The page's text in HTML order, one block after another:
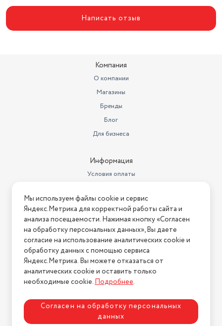
Написать отзыв
Компания
О компании
Магазины
Бренды
Блог
Для бизнеса
Информация
Условия оплаты
Условия возврата
Нашли ошибку на сайте? Напишите нам
2026 © Интернет-магазин "АстМаркет". У нас есть всё!
Политика конфиденциальности
Мы используем файлы cookie и сервис
Яндекс.Метрика для корректной работы сайта и
анализа посещаемости. Нажимая кнопку «Согласен
на обработку персональных данных», Вы даете
согласие на использование аналитических cookie и
обработку данных с помощью сервиса
Яндекс.Метрика. Вы можете отказаться от
аналитических cookie и оставить только
необходимые cookie.Подробнее.
Согласен на обработку персональных
данных